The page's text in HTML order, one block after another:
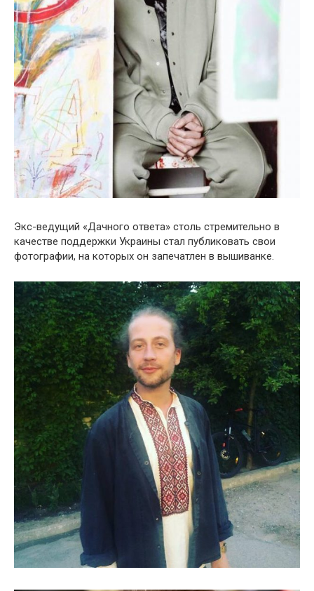
Экс-ведущий «Дачного ответа» столь стремительно в
качестве поддержки Украины стал публиковать свои
фотографии, на которых он запечатлен в вышиванке.